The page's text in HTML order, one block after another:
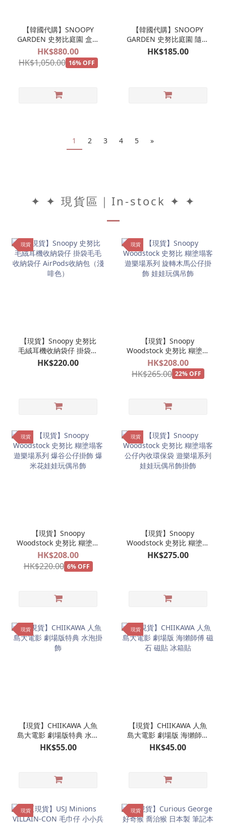
【韓國代購】SNOOPY
GARDEN 史努比庭園 盒裝
兄弟柑橘公仔掛飾套裝｜
濟州島限定
HK$880.00
HK$1,050.00 16% OFF
【韓國代購】SNOOPY
GARDEN 史努比庭園 隨機
抽款 FIGURE 擺設一個｜
HK$185.00
1 2 3 4 5 »
✦ ✦ 現貨區｜In-stock ✦ ✦
現貨
【現貨】Snoopy 史努比
毛絨耳機收納袋仔 掛袋毛
毛收納袋仔 AirPods收納
包（淺啡色）
HK$220.00
現貨
【現貨】Snoopy
Woodstock 史努比 糊塗塌
客 遊樂場系列 旋轉木馬公
仔掛飾 娃娃玩偶吊飾
HK$208.00
HK$265.00 22% OFF
現貨
【現貨】Snoopy
Woodstock 史努比 糊塗塌
客 遊樂場系列 爆谷公仔掛
飾 爆米花娃娃玩偶吊飾
HK$208.00
HK$220.00 6% OFF
現貨
【現貨】Snoopy
Woodstock 史努比 糊塗塌
客 公仔內收環保袋 遊樂場
系列 娃娃玩偶吊飾掛飾
HK$275.00
現貨
【現貨】CHIIKAWA 人魚
島大電影 劇場版特典 水泡
掛飾
HK$55.00
現貨
【現貨】CHIIKAWA 人魚
島大電影 劇場版 海獺師傅
磁石 磁貼 冰箱貼
HK$45.00
現貨 現貨